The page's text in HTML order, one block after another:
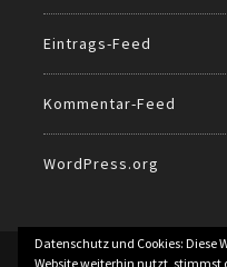
Eintrags-Feed
Kommentar-Feed
WordPress.org
Datenschutz und Cookies: Diese
Website weiterhin nutzt, stimmst